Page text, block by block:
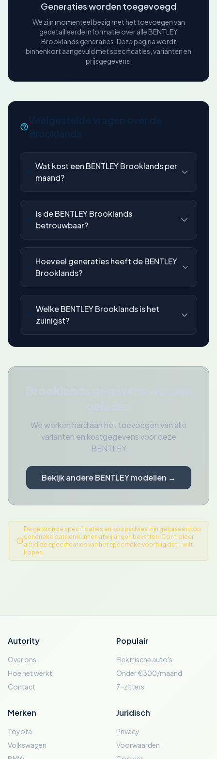
Generaties worden toegevoegd
We zijn momenteel bezig met het toevoegen van
gedetailleerde informatie over alle BENTLEY
Brooklands generaties. Deze pagina wordt
binnenkort aangevuld met specificaties, varianten en
prijsgegevens.
Wat kost een BENTLEY Brooklands per
maand?
Is de BENTLEY Brooklands
betrouwbaar?
Hoeveel generaties heeft de BENTLEY
Brooklands?
Welke BENTLEY Brooklands is het
zuinigst?
We werken hard aan het toevoegen van alle
varianten en kostgegevens voor deze
BENTLEY
Bekijk andere BENTLEY modellen →
De getoonde specificaties en koopadvies zijn gebaseerd op
generieke data en kunnen afwijkingen bevatten. Controleer
altijd de specificaties van het specifieke voertuig dat u wilt
kopen.
Autority
Over ons
Hoe het werkt
Contact
Populair
Elektrische auto's
Onder €300/maand
7-zitters
Merken
Toyota
Volkswagen
Juridisch
Privacy
Voorwaarden